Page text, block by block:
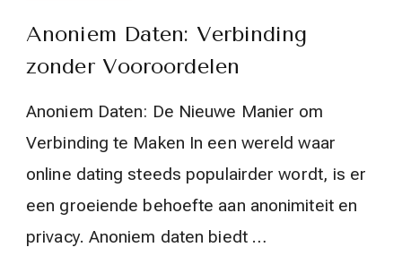
Anoniem Daten: Verbinding
zonder Vooroordelen
Anoniem Daten: De Nieuwe Manier om
Verbinding te Maken In een wereld waar
online dating steeds populairder wordt, is er
een groeiende behoefte aan anonimiteit en
privacy. Anoniem daten biedt …